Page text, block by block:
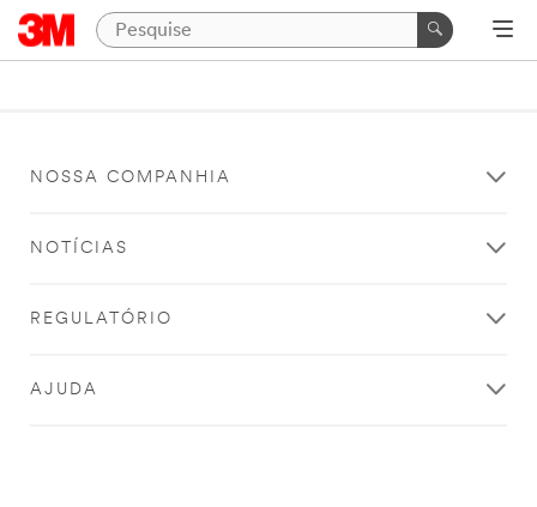
NOSSA COMPANHIA
NOTÍCIAS
REGULATÓRIO
AJUDA